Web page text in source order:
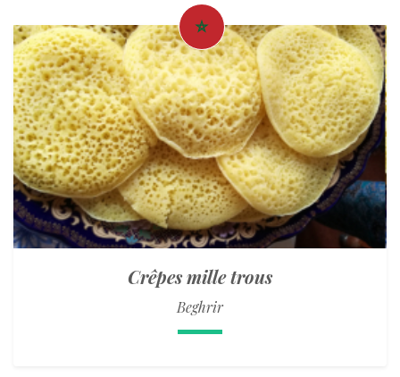
Crêpes mille trous
Beghrir